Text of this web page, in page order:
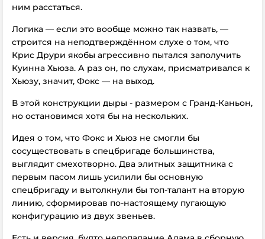
ним расстаться.
Логика — если это вообще можно так назвать, —
строится на неподтверждённом слухе о том, что
Крис Друри якобы агрессивно пытался заполучить
Куинна Хьюза. А раз он, по слухам, присматривался к
Хьюзу, значит, Фокс — на выход.
В этой конструкции дыры - размером с Гранд-Каньон,
но остановимся хотя бы на нескольких.
Идея о том, что Фокс и Хьюз не смогли бы
сосуществовать в спецбригаде большинства,
выглядит смехотворно. Два элитных защитника с
первым пасом лишь усилили бы основную
спецбригаду и вытолкнули бы топ-талант на вторую
линию, сформировав по-настоящему пугающую
конфигурацию из двух звеньев.